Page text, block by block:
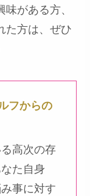
がある方、
た方は、ぜひ
フからの
高次の存
た自身
事に対す